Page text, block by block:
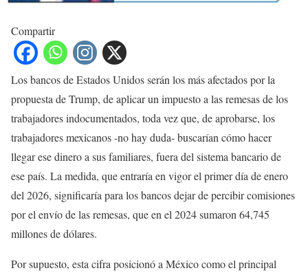
Compartir
Los bancos de Estados Unidos serán los más afectados por la
propuesta de Trump, de aplicar un impuesto a las remesas de los
trabajadores indocumentados, toda vez que, de aprobarse, los
trabajadores mexicanos -no hay duda- buscarían cómo hacer
llegar ese dinero a sus familiares, fuera del sistema bancario de
ese país. La medida, que entraría en vigor el primer día de enero
del 2026, significaría para los bancos dejar de percibir comisiones
por el envío de las remesas, que en el 2024 sumaron 64,745
millones de dólares.
Por supuesto, esta cifra posicionó a México como el principal